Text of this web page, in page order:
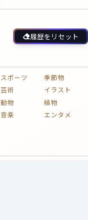
履歴をリセット
スポーツ
季節物
芸術
イラスト
動物
植物
音楽
エンタメ